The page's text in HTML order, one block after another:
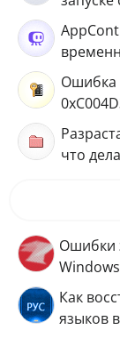
Ошибка
что
Ошибки
Как
языков